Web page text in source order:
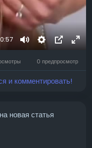
MuteSettings
профиля
0 предпросмотр
и комментировать!
новая статья